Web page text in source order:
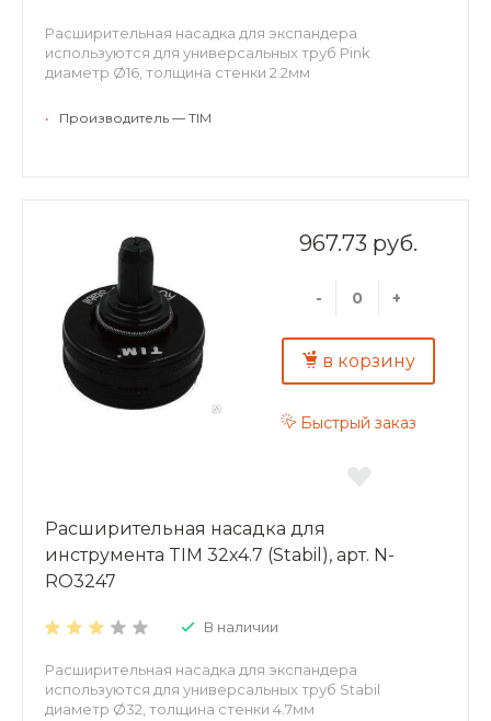
Расширительная насадка для экспандера
используются для универсальных труб Pink
диаметр Ø16, толщина стенки 2.2мм
• Производитель — TIM
967.73 руб.
- +
в корзину
Быстрый заказ
Расширительная насадка для
инструмента TIM 32x4.7 (Stabil), арт. N-
RO3247
В наличии
Расширительная насадка для экспандера
используются для универсальных труб Stabil
диаметр Ø32, толщина стенки 4.7мм